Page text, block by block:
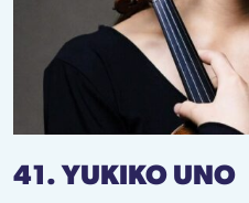
41. YUKIKO UNO